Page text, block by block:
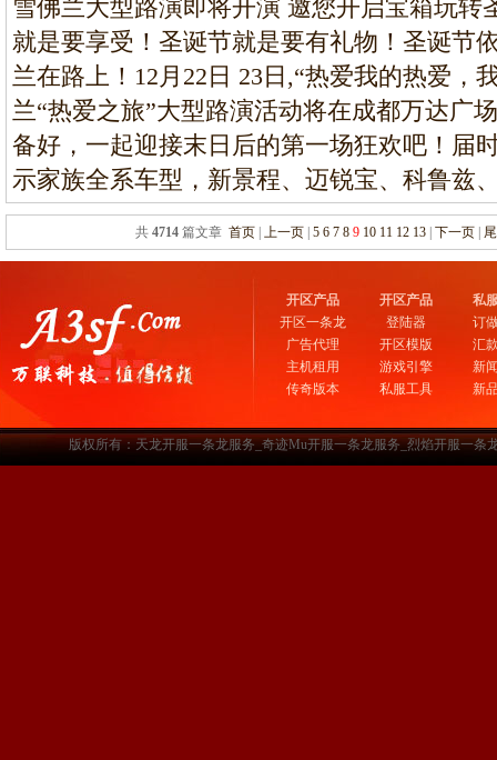
雪佛兰大型路演即将开演 邀您开启宝箱玩转
就是要享受！圣诞节就是要有礼物！圣诞节
兰在路上！12月22日 23日,“热爱我的热爱
兰“热爱之旅”大型路演活动将在成都万达广
备好，一起迎接末日后的第一场狂欢吧！届
示家族全系车型，新景程、迈锐宝、科鲁兹
共 4714篇文章 首页| 上一页| 5 6 7 8 9 10 11 12 13| 下一页|
开区产品
开区一条龙
广告代理
主机租用
传奇版本
开区产品
登陆器
开区模版
游戏引擎
私服工具
私
订
汇
新
新
版权所有：天龙开服一条龙服务_奇迹Mu开服一条龙服务_烈焰开服一条